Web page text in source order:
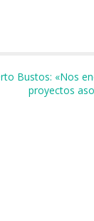
Bustos: «Nos
proyectos